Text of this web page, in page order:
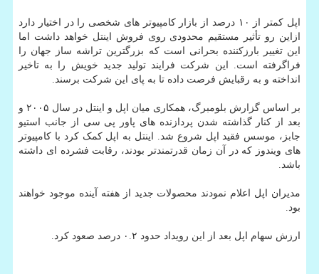
اپل کمتر از ۱۰ درصد از بازار کامپیوتر های شخصی را در اختیار دارد
ازاین رو تأثیر مستقیم محدودی روی فروش اینتل خواهد داشت اما
این تغییر بارزکننده بحرانی است که بزرگترین تراشه ساز جهان را
فراگرفته است. این شرکت فرایند تولید جدید خویش را به تاخیر
انداخته و به رقبایش فرصت داده تا به پای این شرکت برسند.
بر اساس گزارش بلومبرگ، همکاری میان اپل و اینتل در سال ۲۰۰۵ و
بعد از کنار گذاشته شدن پردازنده های پاور پی سی از جانب استیو
جابز، موسس فقید اپل شروع شد. اینتل به اپل کمک کرد با کامپیوتر
های ویندوز که در آن زمان قدرتمندتر بودند، رقابت فشرده ای داشته
باشد.
مدیران اپل اعلام نمودند محصولات جدید از هفته آینده موجود خواهند
بود.
ارزش سهام اپل بعد از این رویداد حدود ۰.۲ درصد صعود کرد.